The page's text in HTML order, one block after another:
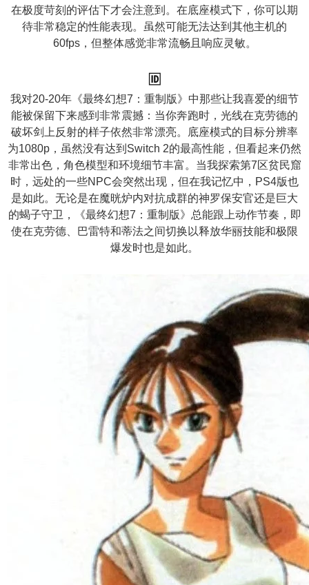
在极度苛刻的评估下才会注意到。在底座模式下，你可以期
待非常稳定的性能表现。虽然可能无法达到其他主机的
60fps，但整体感觉非常流畅且响应灵敏。
🆔
我对20-20年《最终幻想7：重制版》中那些让我喜爱的细节
能被保留下来感到非常震撼：当你奔跑时，光线在克劳德的
破坏剑上反射的样子依然非常漂亮。底座模式的目标分辨率
为1080p，虽然没有达到Switch 2的最高性能，但看起来仍然
非常出色，角色模型和环境细节丰富。当我探索第7区贫民窟
时，远处的一些NPC会突然出现，但在我记忆中，PS4版也
是如此。无论是在魔晄炉内对抗成群的神罗保安官还是巨大
的蝎子守卫，《最终幻想7：重制版》总能跟上动作节奏，即
使在克劳德、巴雷特和蒂法之间切换以释放华丽技能和极限
爆发时也是如此。